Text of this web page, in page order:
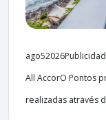
All AccorO Pontos
realizadas através